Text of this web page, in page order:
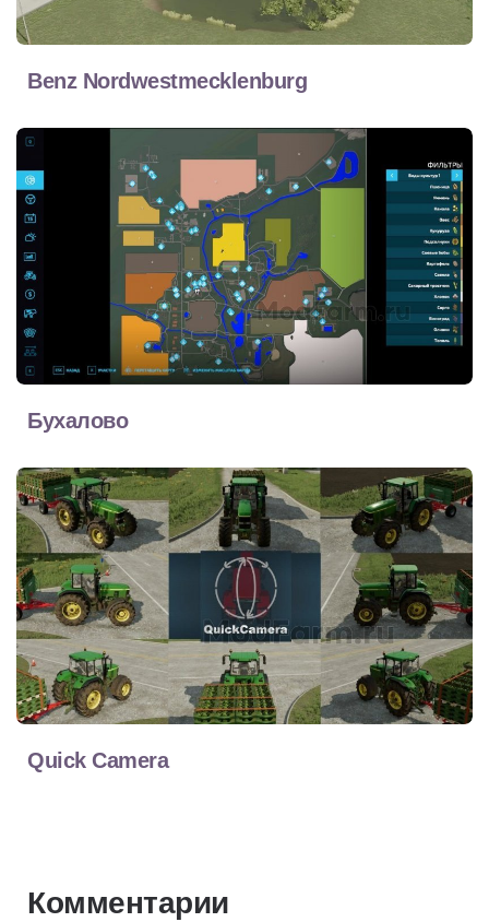
Benz Nordwestmecklenburg
Бухалово
Quick Camera
Комментарии